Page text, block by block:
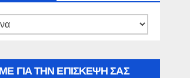
ΓΙΑ ΤΗΝ ΕΠΙΣΚΕΨΗ ΣΑΣ